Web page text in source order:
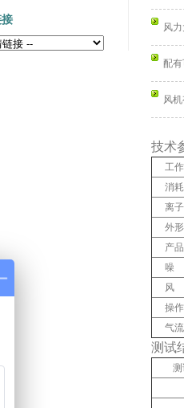
风
配
风
技术
工
消
离
外
产
噪
风
操
气
测试